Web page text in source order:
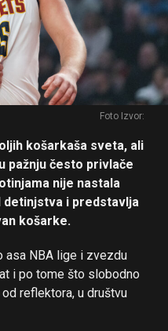
Foto Izvor:
košarkaša sveta, ali
pažnju često privlače
nije nastala
detinjstva i predstavlja
košarke.
asa NBA lige i zvezdu
i po tome što slobodno
reflektora, u društvu